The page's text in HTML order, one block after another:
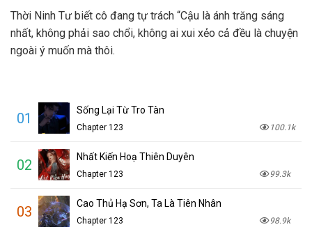
Thời Ninh Tư biết cô đang tự trách “Cậu là ánh trăng sáng
nhất, không phải sao chổi, không ai xui xẻo cả đều là chuyện
ngoài ý muốn mà thôi.
01 Sống Lại Từ Tro Tàn
Chapter 123 100.1k
02 Nhất Kiến Hoạ Thiên Duyên
Chapter 123 99.3k
03 Cao Thủ Hạ Sơn, Ta Là Tiên Nhân
Chapter 123 98.9k